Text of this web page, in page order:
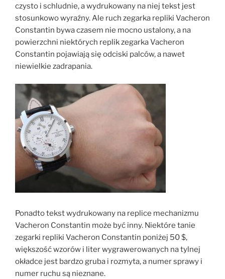
czysto i schludnie, a wydrukowany na niej tekst jest
stosunkowo wyraźny. Ale ruch zegarka repliki Vacheron
Constantin bywa czasem nie mocno ustalony, a na
powierzchni niektórych replik zegarka Vacheron
Constantin pojawiają się odciski palców, a nawet
niewielkie zadrapania.
Ponadto tekst wydrukowany na replice mechanizmu
Vacheron Constantin może być inny. Niektóre tanie
zegarki repliki Vacheron Constantin poniżej 50 $,
większość wzorów i liter wygrawerowanych na tylnej
okładce jest bardzo gruba i rozmyta, a numer sprawy i
numer ruchu są nieznane.